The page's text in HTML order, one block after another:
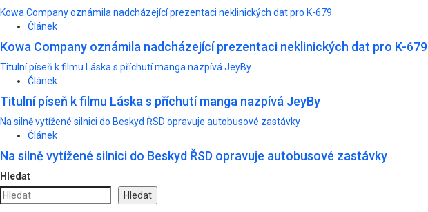
Kowa Company oznámila nadcházející prezentaci neklinických dat pro K-679
Článek
Kowa Company oznámila nadcházející prezentaci neklinických dat pro K-679
Titulní píseň k filmu Láska s příchutí manga nazpívá JeyBy
Článek
Titulní píseň k filmu Láska s příchutí manga nazpívá JeyBy
Na silně vytížené silnici do Beskyd ŘSD opravuje autobusové zastávky
Článek
Na silně vytížené silnici do Beskyd ŘSD opravuje autobusové zastávky
Hledat
Hledat